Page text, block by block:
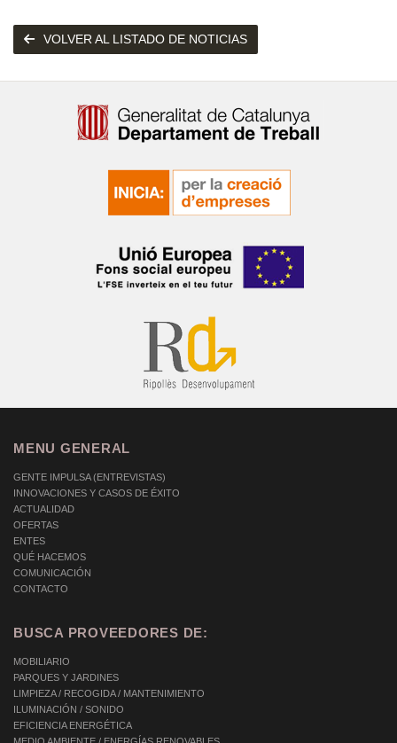
VOLVER AL LISTADO DE NOTICIAS
MENU GENERAL
GENTE IMPULSA (ENTREVISTAS)
INNOVACIONES Y CASOS DE ÉXITO
ACTUALIDAD
OFERTAS
ENTES
QUÉ HACEMOS
COMUNICACIÓN
CONTACTO
BUSCA PROVEEDORES DE:
MOBILIARIO
PARQUES Y JARDINES
LIMPIEZA / RECOGIDA / MANTENIMIENTO
ILUMINACIÓN / SONIDO
EFICIENCIA ENERGÉTICA
MEDIO AMBIENTE / ENERGÍAS RENOVABLES